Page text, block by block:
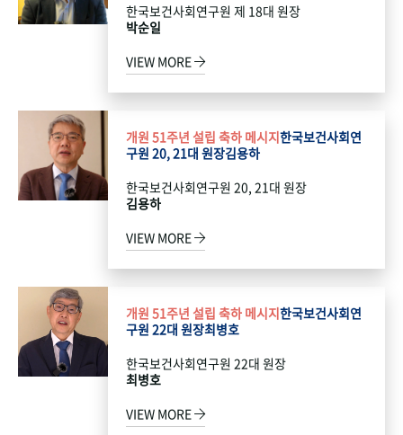
한국보건사회연구원 제 18대 원장
박순일
VIEW MORE
개원 51주년 설립 축하 메시지한국보건사회연
구원 20, 21대 원장김용하
한국보건사회연구원 20, 21대 원장
김용하
VIEW MORE
개원 51주년 설립 축하 메시지한국보건사회연
구원 22대 원장최병호
한국보건사회연구원 22대 원장
최병호
VIEW MORE